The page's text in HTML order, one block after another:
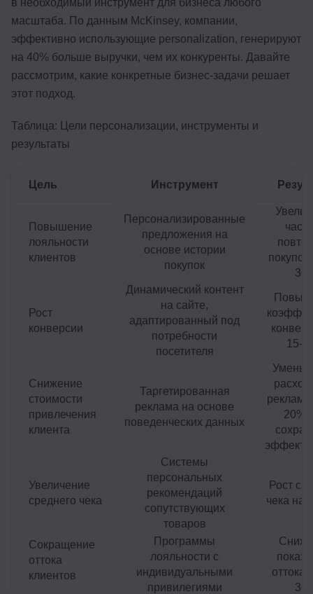
масштаба. По данным McKinsey, компании,
эффективно использующие personalization, генерируют
на 40% больше выручки, чем их конкуренты. Давайте
рассмотрим, какие конкретные бизнес-задачи решает
этот подход.
Таблица: Цели персонализации, инструменты и
результаты
Цель Инструмент
Повышение
лояльности
клиентов
Персонализированные
предложения на
основе истории
покупок
покупок
Рост
конверсии
Динамический контент
на сайте,
адаптированный под
потребности
посетителя
15-
Снижение
стоимости
привлечения
клиента
Таргетированная
реклама на основе
поведенческих данных
рекламу
20%
Увеличение
среднего чека
Системы
персональных
рекомендаций
сопутствующих
товаров
Рост
чека на
Сокращение
оттока
клиентов
Программы
лояльности с
индивидуальными
привилегиями
оттока